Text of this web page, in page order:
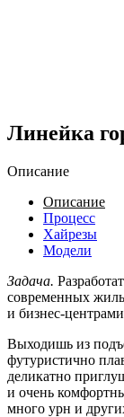
Линейка
Описание
Описание
Процесс
Хайрезы
Модели
Задача.
современных
и бизнес-
Выходишь из
футуристично
деликатно
и очень
много урн и